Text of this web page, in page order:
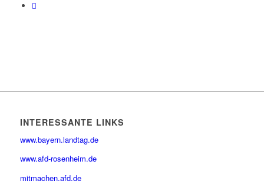
INTERESSANTE LINKS
www.bayern.landtag.de
www.afd-rosenheim.de
mitmachen.afd.de